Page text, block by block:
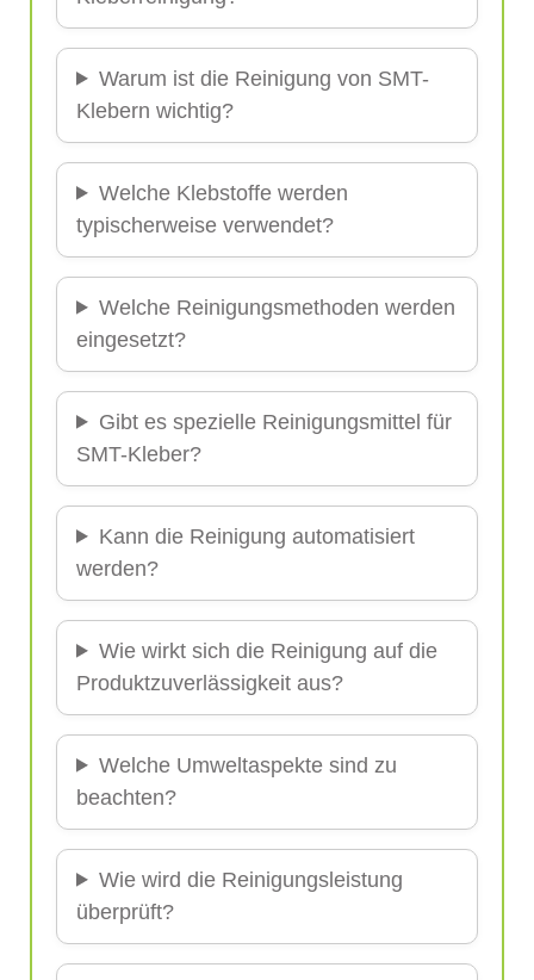
Warum ist die Reinigung von SMT-
Klebern wichtig?
Welche Klebstoffe werden
typischerweise verwendet?
Welche Reinigungsmethoden werden
eingesetzt?
Gibt es spezielle Reinigungsmittel für
SMT-Kleber?
Kann die Reinigung automatisiert
werden?
Wie wirkt sich die Reinigung auf die
Produktzuverlässigkeit aus?
Welche Umweltaspekte sind zu
beachten?
Wie wird die Reinigungsleistung
überprüft?